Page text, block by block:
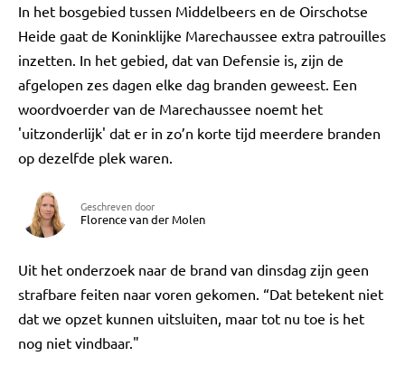
In het bosgebied tussen Middelbeers en de Oirschotse
Heide gaat de Koninklijke Marechaussee extra patrouilles
inzetten. In het gebied, dat van Defensie is, zijn de
afgelopen zes dagen elke dag branden geweest. Een
woordvoerder van de Marechaussee noemt het
'uitzonderlijk' dat er in zo’n korte tijd meerdere branden
op dezelfde plek waren.
Geschreven door
Florence van der Molen
Uit het onderzoek naar de brand van dinsdag zijn geen
strafbare feiten naar voren gekomen. “Dat betekent niet
dat we opzet kunnen uitsluiten, maar tot nu toe is het
nog niet vindbaar."